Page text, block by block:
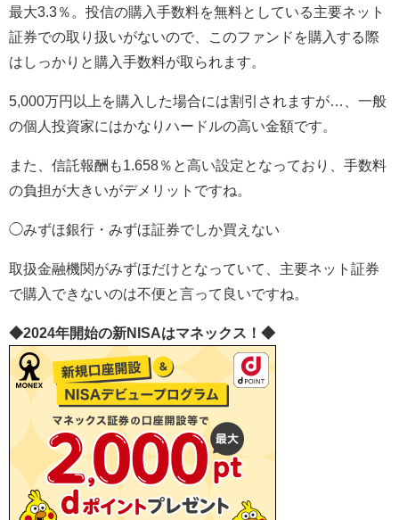
最大3.3％。投信の購入手数料を無料としている主要ネット
証券での取り扱いがないので、このファンドを購入する際
はしっかりと購入手数料が取られます。
5,000万円以上を購入した場合には割引されますが…、一般
の個人投資家にはかなりハードルの高い金額です。
また、信託報酬も1.658％と高い設定となっており、手数料
の負担が大きいがデメリットですね。
◯みずほ銀行・みずほ証券でしか買えない
取扱金融機関がみずほだけとなっていて、主要ネット証券
で購入できないのは不便と言って良いですね。
◆2024年開始の新NISAはマネックス！◆